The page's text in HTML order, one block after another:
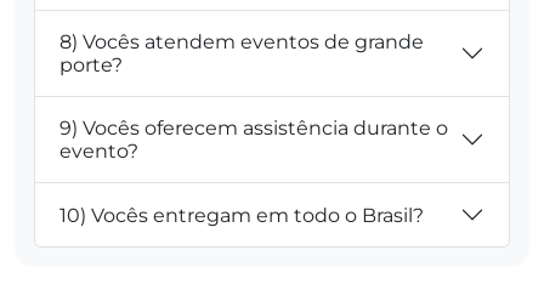
8) Vocês atendem eventos de grande
porte?
9) Vocês oferecem assistência durante o
evento?
10) Vocês entregam em todo o Brasil?